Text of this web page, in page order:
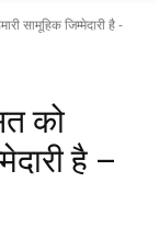
सामूहिक जिम्मेदारी है -
को
है –